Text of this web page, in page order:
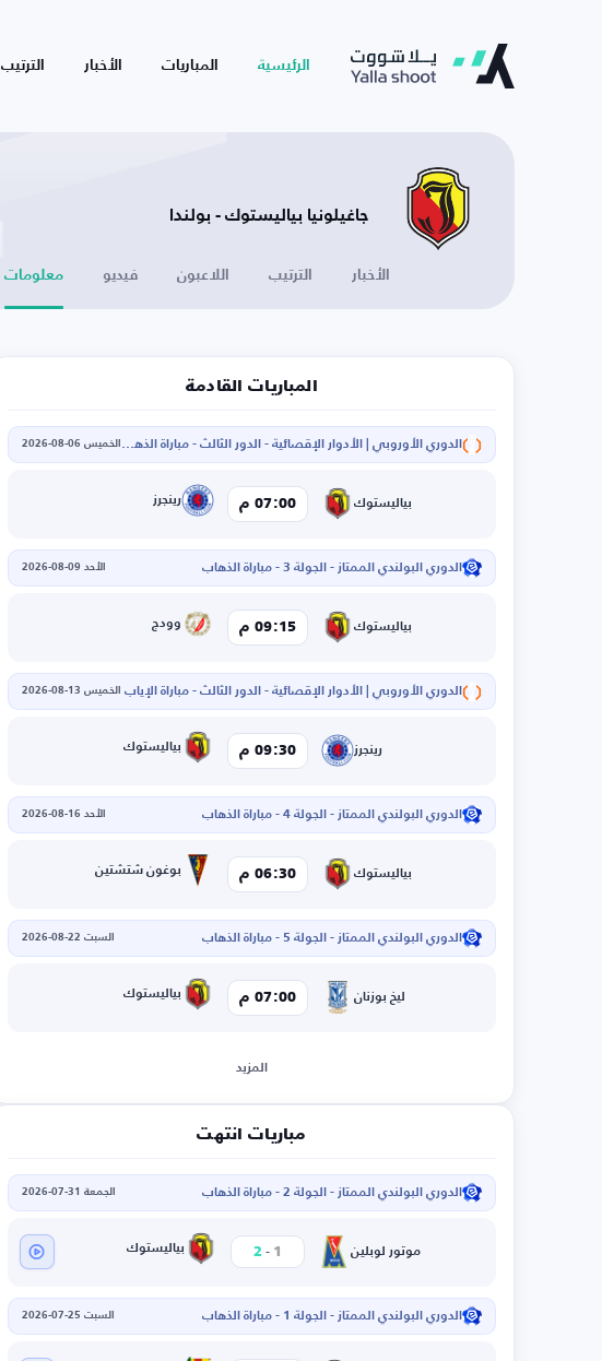
الرئيسية المباريات الأخبار الترتيب
جاغيلونيا بياليستوك - بولندا
الأخبار الترتيب اللاعبون فيديو معلومات
المباريات القادمة
الدوري الأوروبي | الأدوار الإقصائية - الدور الثالث - مباراة الذهاب الخميس 06-08-2026
بياليستوك 07:00 م رينجرز
الدوري البولندي الممتاز - الجولة 3 - مباراة الذهاب الأحد 09-08-2026
بياليستوك 09:15 م وودج
الدوري الأوروبي | الأدوار الإقصائية - الدور الثالث - مباراة الإياب الخميس 13-08-2026
رينجرز 09:30 م بياليستوك
الدوري البولندي الممتاز - الجولة 4 - مباراة الذهاب الأحد 16-08-2026
بياليستوك 06:30 م بوغون شتشتين
الدوري البولندي الممتاز - الجولة 5 - مباراة الذهاب السبت 22-08-2026
ليخ بوزنان 07:00 م بياليستوك
المزيد
مباريات انتهت
الدوري البولندي الممتاز - الجولة 2 - مباراة الذهاب الجمعة 31-07-2026
موتور لوبلين 1
-
2 بياليستوك
الدوري البولندي الممتاز - الجولة 1 - مباراة الذهاب السبت 25-07-2026